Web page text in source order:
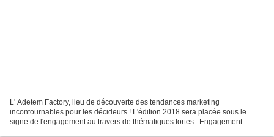
L' Adetem Factory, lieu de découverte des tendances marketing
incontournables pour les décideurs ! L'édition 2018 sera placée sous le
signe de l'engagement au travers de thématiques fortes : Engagement